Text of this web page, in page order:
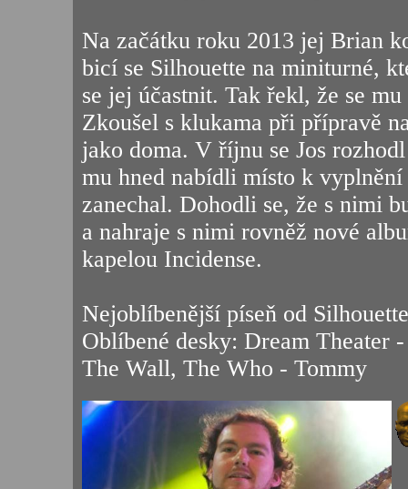
Na začátku roku 2013 jej Brian
bicí se Silhouette na miniturné,
se jej účastnit. Tak řekl, že se
Zkoušel s klukama při přípravě
jako doma. V říjnu se Jos
mu hned nabídli místo k
zanechal. Dohodli se, že s nimi
a nahraje s nimi rovněž nové
kapelou Incidense.
Nejoblíbenější píseň od
Oblíbené desky: Dream Theater
The Wall, The Who - Tommy